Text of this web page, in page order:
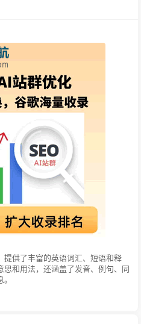
供了丰富的英语词汇、短语和释
和用法，还涵盖了发音、例句、同